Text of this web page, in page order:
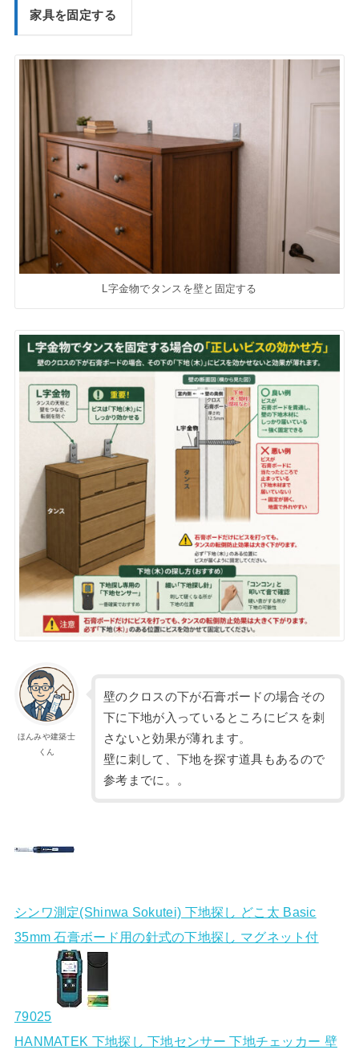
家具を固定する
L字金物でタンスを壁と固定する
ほんみや建築士
くん
壁のクロスの下が石膏ボードの場合その
下に下地が入っているところにビスを刺
さないと効果が薄れます。
壁に刺して、下地を探す道具もあるので
参考までに。。
シンワ測定(Shinwa Sokutei) 下地探し どこ太 Basic
35mm 石膏ボード用の針式の下地探し マグネット付
79025
HANMATEK 下地探し 下地センサー 下地チェッカー 壁